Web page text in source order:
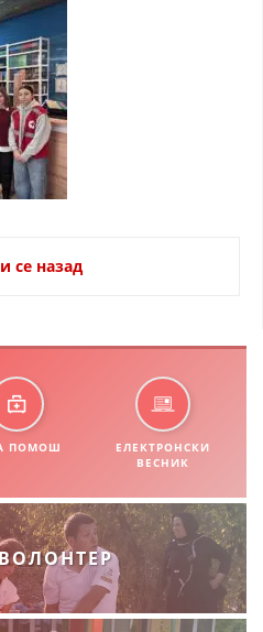
TË KUQ
НА ДВИЖЕЊЕТО
ОРГАНИЗАЦИЈАТА
И РАЗВОЈ
ОДБОР
ПОСТАВЕНОСТ
се назад
ПОМОШ
ЕЛЕКТРОНСКИ
ВЕСНИК